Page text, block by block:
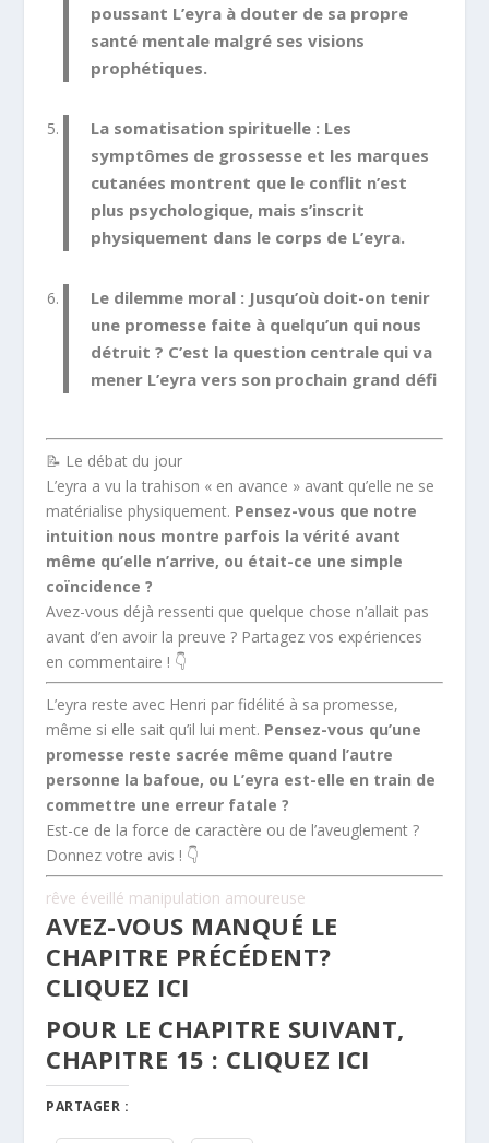
poussant L’eyra à douter de sa propre
santé mentale malgré ses visions
prophétiques.
La somatisation spirituelle : Les
symptômes de grossesse et les marques
cutanées montrent que le conflit n’est
plus psychologique, mais s’inscrit
physiquement dans le corps de L’eyra.
Le dilemme moral : Jusqu’où doit-on tenir
une promesse faite à quelqu’un qui nous
détruit ? C’est la question centrale qui va
mener L’eyra vers son prochain grand défi
📝 Le débat du jour
L’eyra a vu la trahison « en avance » avant qu’elle ne se
matérialise physiquement. Pensez-vous que notre
intuition nous montre parfois la vérité avant
même qu’elle n’arrive, ou était-ce une simple
coïncidence ?
Avez-vous déjà ressenti que quelque chose n’allait pas
avant d’en avoir la preuve ? Partagez vos expériences
en commentaire ! 👇
L’eyra reste avec Henri par fidélité à sa promesse,
même si elle sait qu’il lui ment. Pensez-vous qu’une
promesse reste sacrée même quand l’autre
personne la bafoue, ou L’eyra est-elle en train de
commettre une erreur fatale ?
Est-ce de la force de caractère ou de l’aveuglement ?
Donnez votre avis ! 👇
rêve éveillé manipulation amoureuse
AVEZ-VOUS MANQUÉ LE
CHAPITRE PRÉCÉDENT?
CLIQUEZ ICI
POUR LE CHAPITRE SUIVANT,
CHAPITRE 15 : CLIQUEZ ICI
PARTAGER :